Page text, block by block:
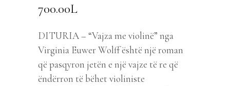
700.00L
DITURIA – “Vajza me violinë” nga
Virginia Euwer Wolff është një roman
që pasqyron jetën e një vajze të re që
ëndërron të bëhet violiniste